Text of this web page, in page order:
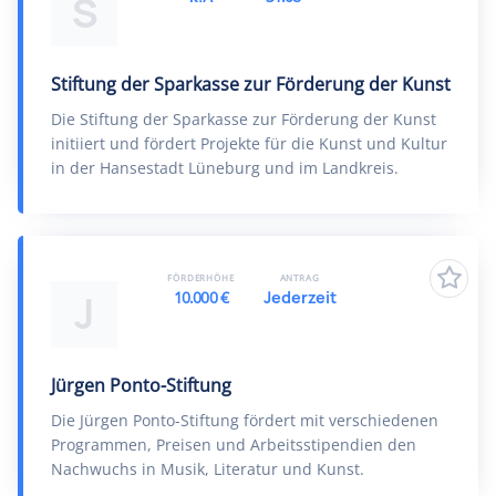
S
Stiftung der Sparkasse zur Förderung der Kunst
Die Stiftung der Sparkasse zur Förderung der Kunst
initiiert und fördert Projekte für die Kunst und Kultur
in der Hansestadt Lüneburg und im Landkreis.
J
Jürgen Ponto-Stiftung
Die Jürgen Ponto-Stiftung fördert mit verschiedenen
Programmen, Preisen und Arbeitsstipendien den
Nachwuchs in Musik, Literatur und Kunst.
FÖRDERHÖHE
10.000 €
ANTRAG
Jederzeit